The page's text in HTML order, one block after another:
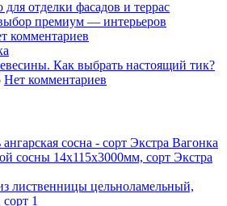
премиум — интерьеров
комментариев
Как выбрать настоящий тик?
Нет комментариев
Вагонка
сосны 14x115x3000мм, сорт Экстра